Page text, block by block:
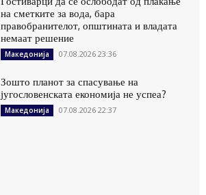
на сметките за вода, бара
правобранителот, општината и владата
немаат решение
Македонија 07.08.2026 23:36
Зошто планот за спасување на
југословенската економија не успеа?
Македонија 07.08.2026 22:37